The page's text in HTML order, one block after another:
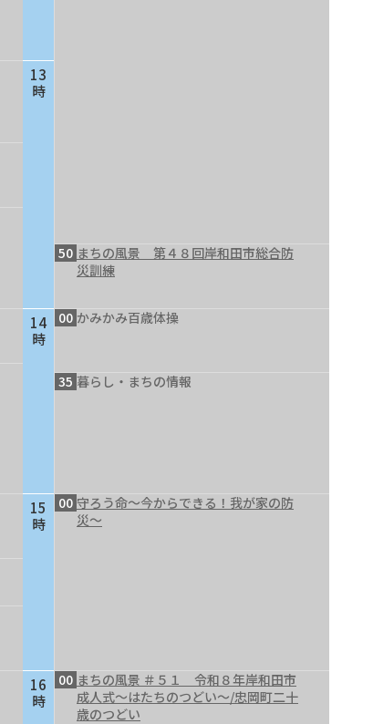
13
時
14
時
15
時
16
時
50 まちの風景 第４８回岸和田市総合防
災訓練
00 かみかみ百歳体操
35 暮らし・まちの情報
00 守ろう命～今からできる！我が家の防
災～
00 まちの風景 ＃５１ 令和８年岸和田市
成人式～はたちのつどい～/忠岡町二十
歳のつどい